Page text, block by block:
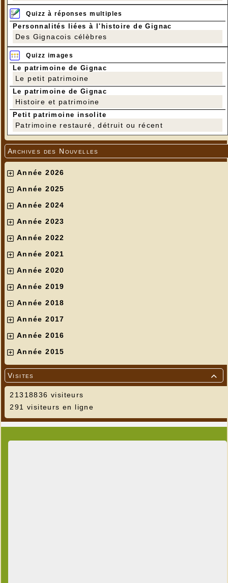
Quizz à réponses multiples
Personnalités liées à l'histoire de Gignac
Des Gignacois célèbres
Quizz images
Le patrimoine de Gignac
Le petit patrimoine
Le patrimoine de Gignac
Histoire et patrimoine
Petit patrimoine insolite
Patrimoine restauré, détruit ou récent
Archives des Nouvelles
Année 2026
Année 2025
Année 2024
Année 2023
Année 2022
Année 2021
Année 2020
Année 2019
Année 2018
Année 2017
Année 2016
Année 2015

Visites
21318836 visiteurs
291 visiteurs en ligne